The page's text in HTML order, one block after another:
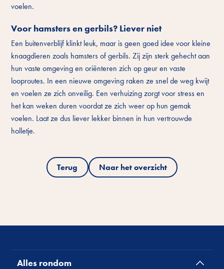
voelen.
Voor hamsters en gerbils? Liever niet
Een buitenverblijf klinkt leuk, maar is geen goed idee voor kleine
knaagdieren zoals hamsters of gerbils. Zij zijn sterk gehecht aan
hun vaste omgeving en oriënteren zich op geur en vaste
looproutes. In een nieuwe omgeving raken ze snel de weg kwijt
en voelen ze zich onveilig. Een verhuizing zorgt voor stress en
het kan weken duren voordat ze zich weer op hun gemak
voelen. Laat ze dus liever lekker binnen in hun vertrouwde
holletje.
Terug Naar het overzicht
Alles rondom